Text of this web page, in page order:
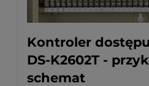
Kontroler
DS-K2602T -
schemat